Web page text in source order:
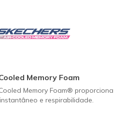
Memory Foam
Memory Foam® proporciona
e respirabilidade.